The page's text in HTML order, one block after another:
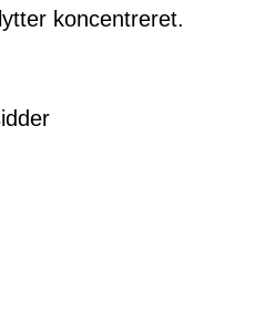
koncentreret.